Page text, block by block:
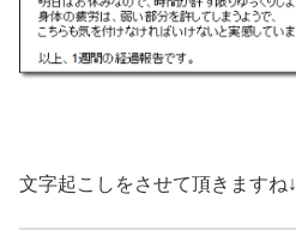
文字起こしをさせて頂きますね↓